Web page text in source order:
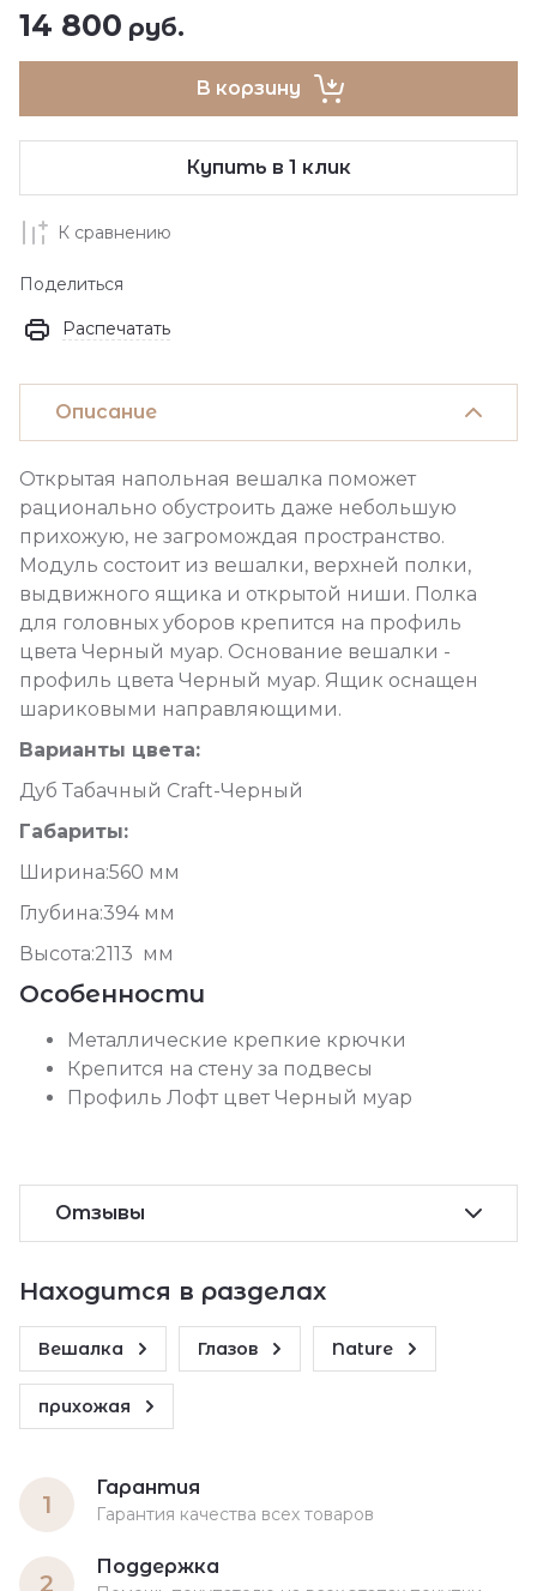
14 800 руб.
В корзину
Купить в 1 клик
К сравнению
Поделиться
Распечатать
Описание
Открытая напольная вешалка поможет
рационально обустроить даже небольшую
прихожую, не загромождая пространство.
Модуль состоит из вешалки, верхней полки,
выдвижного ящика и открытой ниши. Полка
для головных уборов крепится на профиль
цвета Черный муар. Основание вешалки -
профиль цвета Черный муар. Ящик оснащен
шариковыми направляющими.
Варианты цвета:
Дуб Табачный Craft-Черный
Габариты:
Ширина:560 мм
Глубина:394 мм
Высота:2113 мм
Особенности
Металлические крепкие крючки
Крепится на стену за подвесы
Профиль Лофт цвет Черный муар
Отзывы
Находится в разделах
Вешалка Глазов Nature
прихожая
1
Гарантия
Гарантия качества всех товаров
2
Поддержка